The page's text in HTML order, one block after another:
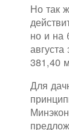
Но так
но и на
381,40
Для